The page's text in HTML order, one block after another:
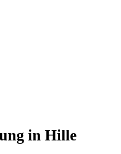
in Hille